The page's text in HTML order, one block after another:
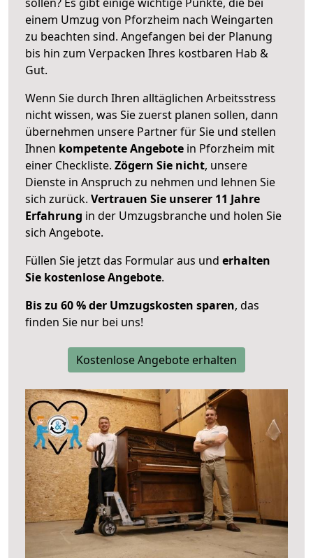
einem Umzug von Pforzheim nach Weingarten
zu beachten sind. Angefangen bei der Planung
bis hin zum Verpacken Ihres kostbaren Hab &
Gut.
Wenn Sie durch Ihren alltäglichen Arbeitsstress
nicht wissen, was Sie zuerst planen sollen, dann
übernehmen unsere Partner für Sie und stellen
Ihnen kompetente Angebote in Pforzheim mit
einer Checkliste. Zögern Sie nicht, unsere
Dienste in Anspruch zu nehmen und lehnen Sie
sich zurück. Vertrauen Sie unserer 11 Jahre
Erfahrung in der Umzugsbranche und holen Sie
sich Angebote.
Füllen Sie jetzt das Formular aus und erhalten
Sie kostenlose Angebote.
Bis zu 60 % der Umzugskosten sparen, das
finden Sie nur bei uns!
Kostenlose Angebote erhalten